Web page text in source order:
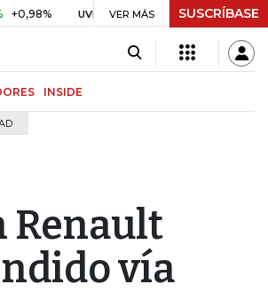
UVR $ 416,86 +$ 0,05 +0,01%
VER MÁS SUSCRÍBASE
INSIDE
Renault
vía